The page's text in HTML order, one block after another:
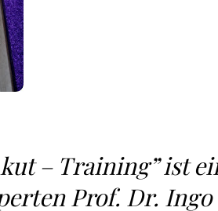
– Training” ist
Prof. Dr. Ingo